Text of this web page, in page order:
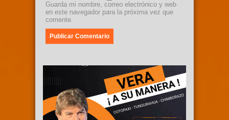
Guarda mi nombre, correo electrónico y web
en este navegador para la próxima vez que
comente.